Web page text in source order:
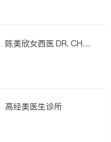
陈美欣女西医 DR. CHAN
高经美医生诊所